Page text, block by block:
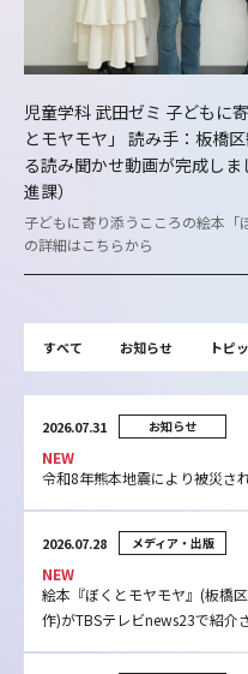
児童学科 武田ゼミ 子どもに
とモヤモヤ」 読み手：板橋
る読み聞かせ動画が完成し
進課）
子どもに寄り添うこころの絵本「
の詳細はこちらから
すべて お知らせ トピ
2026.07.31 お知らせ
NEW
令和8年熊本地震により被災さ
2026.07.28 メディア・出版
NEW
絵本『ぼくとモヤモヤ』(板橋
作)がTBSテレビnews23で紹介